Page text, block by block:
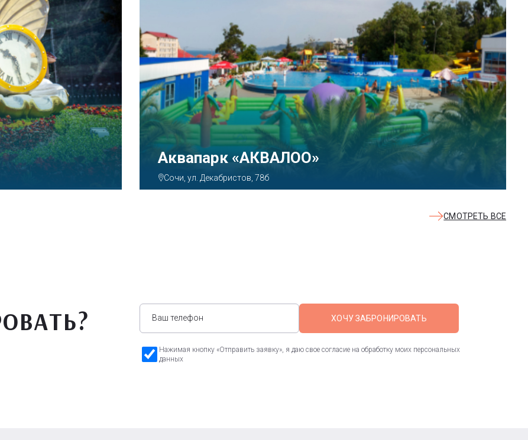
Тематический парк развлечений «Сочи
Парк»
СМОТРЕТЬ ВСЕ
ХОЧУ ЗАБРОНИРОВАТЬ
Нажимая кнопку «Отправить заявку», я даю свое согласие на обработку моих персональных
данных